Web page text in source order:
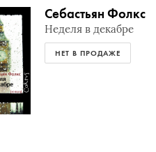
Себастьян Фолкс
Неделя в декабре
НЕТ В ПРОДАЖЕ